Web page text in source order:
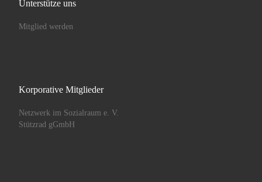
Unterstütze uns
Mitglied werden
Korporative Mitglieder
Netzwerk im Sozialraum e. V.
Stützrad gGmbH